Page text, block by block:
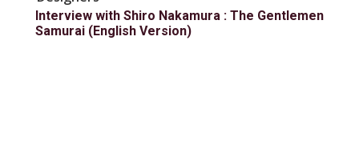
Interview with Shiro Nakamura : The Gentlemen
Samurai (English Version)